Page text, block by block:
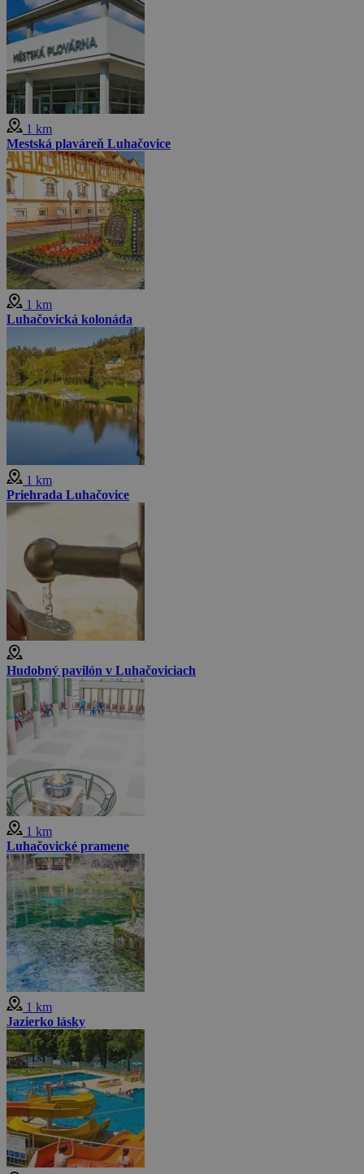
1 km
Mestská plaváreň Luhačovice
1 km
Luhačovická kolonáda
1 km
Priehrada Luhačovice
Hudobný pavilón v Luhačoviciach
1 km
Luhačovické pramene
1 km
Jazierko lásky